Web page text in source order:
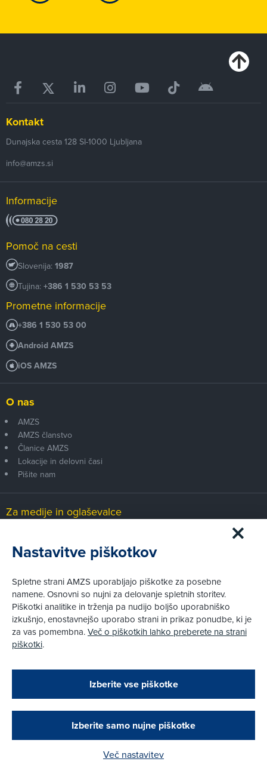
Zapri
Podarjamo vam 10 €!
Obstoječi in novi AMZS člani, ki boste v AMZS
opravili registracijo vozila, boste prejeli
vrednostno darilno kartico z dobroimetjem v višini
Kako do darila?
Kontakt
Dunajska cesta 128 SI-1000 Ljubljana
info@amzs.si
Informacije
Pomoč na cesti
Slovenija: 1987
Tujina: +386 1 530 53 53
Prometne informacije
+386 1 530 53 00
Android AMZS
iOS AMZS
O nas
AMZS
AMZS članstvo
Članice AMZS
Lokacije in delovni časi
Pišite nam
Za medije in oglaševalce
Piškotki
Politika zasebnosti
Informacije o obdelavi osebnih podatkov - videonadzor
Pravno obvestilo
Izvensodno reševanje potrošniških sporov
Cenik članstva AMZS
Pri spletni včlanitvi so podprta naslednja plačilna sredstva:
Nastavitve piškotkov
Spletne strani AMZS uporabljajo piškotke za posebne
namene. Osnovni so nujni za delovanje spletnih storitev.
Piškotki analitike in trženja pa nudijo boljšo uporabniško
izkušnjo, enostavnejšo uporabo strani in prikaz ponudbe, ki je
za vas pomembna.Več o piškotkih lahko preberete na strani
piškotki.
Izberite vse piškotke
Izberite samo nujne piškotke
Več nastavitev